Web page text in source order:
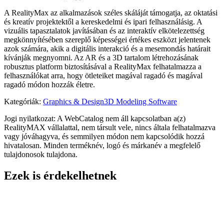
A RealityMax az alkalmazások széles skáláját támogatja, az oktatási
és kreatív projektektől a kereskedelmi és ipari felhasználásig. A
vizuális tapasztalatok javításában és az interaktív elkötelezettség
megkönnyítésében szereplő képességei értékes eszközt jelentenek
azok számára, akik a digitális interakció és a mesemondás határait
kívánják megnyomni. Az AR és a 3D tartalom létrehozásának
robusztus platform biztosításával a RealityMax felhatalmazza a
felhasználókat arra, hogy ötleteiket magával ragadó és magával
ragadó módon hozzák életre.
Kategóriák: Graphics & Design3D Modeling Software
Jogi nyilatkozat: A WebCatalog nem áll kapcsolatban a(z)
RealityMAX vállalattal, nem társult vele, nincs általa felhatalmazva
vagy jóváhagyva, és semmilyen módon nem kapcsolódik hozzá
hivatalosan. Minden terméknév, logó és márkanév a megfelelő
tulajdonosok tulajdona.
Ezek is érdekelhetnek